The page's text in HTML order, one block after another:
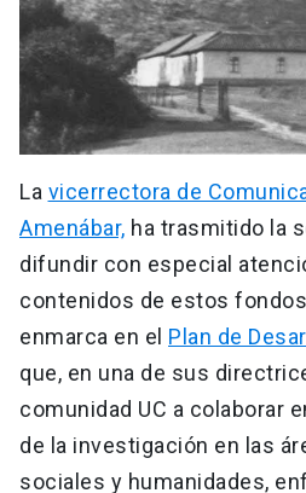
La vicerrectora de
Amenábar, ha trasmitido la
difundir con especial
contenidos de estos
enmarca en el Plan de
que, en una de sus
comunidad UC a colaborar
de la investigación en las
sociales y humanidades,